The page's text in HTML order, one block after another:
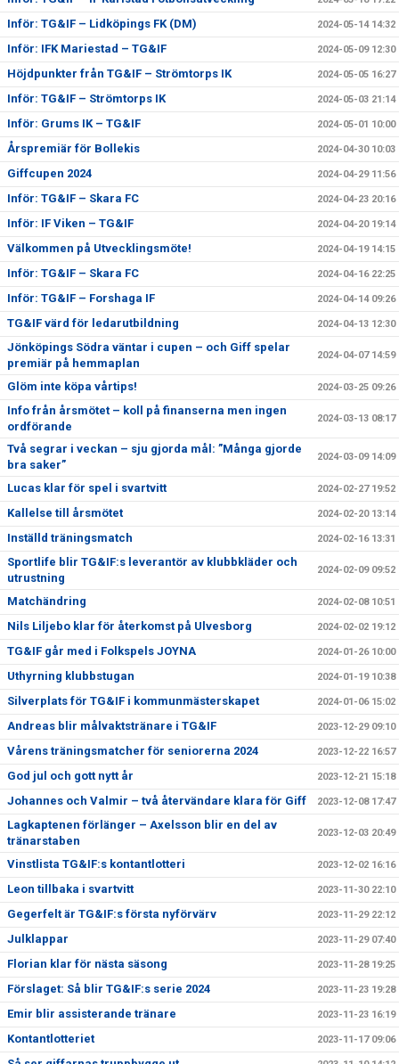
Inför: TG&IF – Lidköpings FK (DM) 2024-05-14 14:32
Inför: IFK Mariestad – TG&IF 2024-05-09 12:30
Höjdpunkter från TG&IF – Strömtorps IK 2024-05-05 16:27
Inför: TG&IF – Strömtorps IK 2024-05-03 21:14
Inför: Grums IK – TG&IF 2024-05-01 10:00
Årspremiär för Bollekis 2024-04-30 10:03
Giffcupen 2024 2024-04-29 11:56
Inför: TG&IF – Skara FC 2024-04-23 20:16
Inför: IF Viken – TG&IF 2024-04-20 19:14
Välkommen på Utvecklingsmöte! 2024-04-19 14:15
Inför: TG&IF – Skara FC 2024-04-16 22:25
Inför: TG&IF – Forshaga IF 2024-04-14 09:26
TG&IF värd för ledarutbildning 2024-04-13 12:30
Jönköpings Södra väntar i cupen – och Giff spelar
premiär på hemmaplan
2024-04-07 14:59
Glöm inte köpa vårtips! 2024-03-25 09:26
Info från årsmötet – koll på finanserna men ingen
ordförande
2024-03-13 08:17
Två segrar i veckan – sju gjorda mål: ”Många gjorde
bra saker”
2024-03-09 14:09
Lucas klar för spel i svartvitt 2024-02-27 19:52
Kallelse till årsmötet 2024-02-20 13:14
Inställd träningsmatch 2024-02-16 13:31
Sportlife blir TG&IF:s leverantör av klubbkläder och
utrustning
2024-02-09 09:52
Matchändring 2024-02-08 10:51
Nils Liljebo klar för återkomst på Ulvesborg 2024-02-02 19:12
TG&IF går med i Folkspels JOYNA 2024-01-26 10:00
Uthyrning klubbstugan 2024-01-19 10:38
Silverplats för TG&IF i kommunmästerskapet 2024-01-06 15:02
Andreas blir målvaktstränare i TG&IF 2023-12-29 09:10
Vårens träningsmatcher för seniorerna 2024 2023-12-22 16:57
God jul och gott nytt år 2023-12-21 15:18
Johannes och Valmir – två återvändare klara för Giff 2023-12-08 17:47
Lagkaptenen förlänger – Axelsson blir en del av
tränarstaben
2023-12-03 20:49
Vinstlista TG&IF:s kontantlotteri 2023-12-02 16:16
Leon tillbaka i svartvitt 2023-11-30 22:10
Gegerfelt är TG&IF:s första nyförvärv 2023-11-29 22:12
Julklappar 2023-11-29 07:40
Florian klar för nästa säsong 2023-11-28 19:25
Förslaget: Så blir TG&IF:s serie 2024 2023-11-23 19:28
Emir blir assisterande tränare 2023-11-23 16:19
Kontantlotteriet 2023-11-17 09:06